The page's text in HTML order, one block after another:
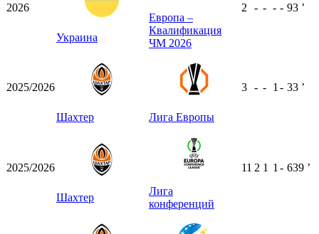
2026
Украина
Европа –
Квалификация
ЧМ 2026
2 - - - - 93 ʼ
2025/2026
Шахтер Лига Европы
3 - - 1 - 33 ʼ
2025/2026
Шахтер
Лига
конференций
11 2 1 1 - 639 ʼ